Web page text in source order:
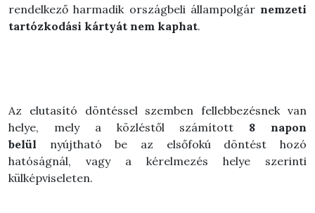
rendelkező harmadik országbeli állampolgár nemzeti
tartózkodási kártyát nem kaphat.
Az elutasító döntéssel szemben fellebbezésnek van
helye, mely a közléstől számított 8 napon
belül nyújtható be az elsőfokú döntést hozó
hatóságnál, vagy a kérelmezés helye szerinti
külképviseleten.